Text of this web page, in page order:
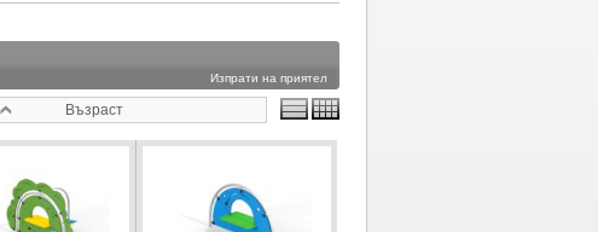
Изпрати на приятел
Възраст